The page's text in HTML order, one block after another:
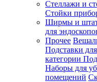
Стеллажи и
Стойки
Ширмы и
для
Прочее
Подставки для
категории
Наборы для
помещений